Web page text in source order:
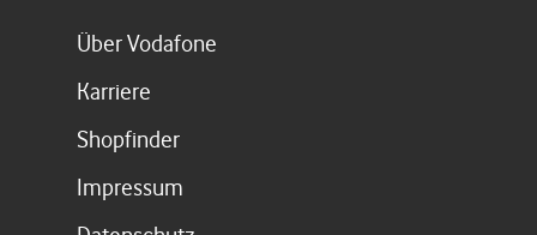
Über Vodafone
Karriere
ShopfinderLink öffnet in einem neuen Tab
Impressum